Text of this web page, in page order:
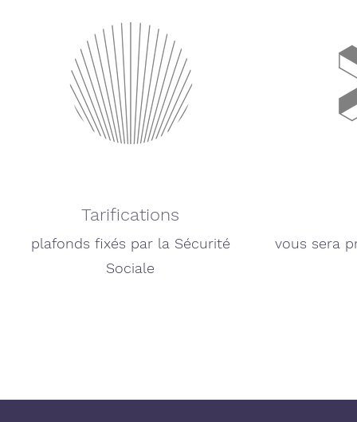
Tarifications
plafonds fixés par la Sécurité
Sociale
vous sera